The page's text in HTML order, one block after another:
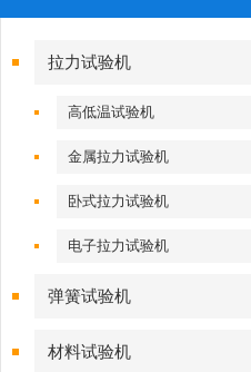
拉力试验机
高低温试验机
金属拉力试验机
卧式拉力试验机
电子拉力试验机
弹簧试验机
材料试验机